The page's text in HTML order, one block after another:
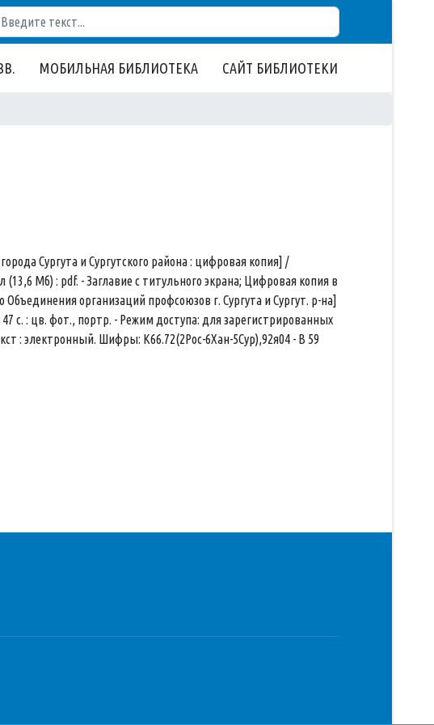
МОБИЛЬНАЯ БИБЛИОТЕКА САЙТ БИБЛИОТЕКИ
Сургута и Сургутского района : цифровая копия] /
Мб) : pdf. - Заглавие с титульного экрана; Цифровая копия в
организаций профсоюзов г. Сургута и Сургут. р-на]
с. : цв. фот., портр. - Режим доступа: для зарегистрированных
: электронный. Шифры: К66.72(2Рос-6Хан-5Сур),92я04 - В 59